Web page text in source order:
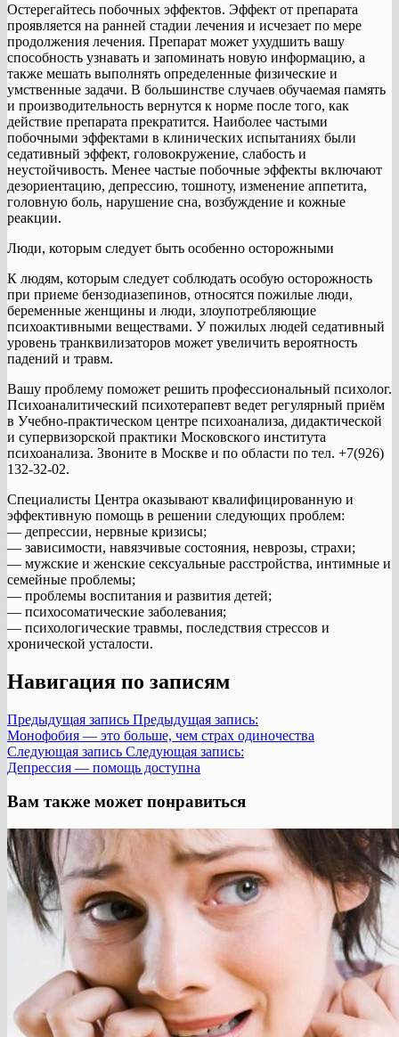
Остерегайтесь побочных эффектов. Эффект от препарата
проявляется на ранней стадии лечения и исчезает по мере
продолжения лечения. Препарат может ухудшить вашу
способность узнавать и запоминать новую информацию, а
также мешать выполнять определенные физические и
умственные задачи. В большинстве случаев обучаемая память
и производительность вернутся к норме после того, как
действие препарата прекратится. Наиболее частыми
побочными эффектами в клинических испытаниях были
седативный эффект, головокружение, слабость и
неустойчивость. Менее частые побочные эффекты включают
дезориентацию, депрессию, тошноту, изменение аппетита,
головную боль, нарушение сна, возбуждение и кожные
реакции.
Люди, которым следует быть особенно осторожными
К людям, которым следует соблюдать особую осторожность
при приеме бензодиазепинов, относятся пожилые люди,
беременные женщины и люди, злоупотребляющие
психоактивными веществами. У пожилых людей седативный
уровень транквилизаторов может увеличить вероятность
падений и травм.
Вашу проблему поможет решить профессиональный психолог.
Психоаналитический психотерапевт ведет регулярный приём
в Учебно-практическом центре психоанализа, дидактической
и супервизорской практики Московского института
психоанализа. Звоните в Москве и по области по тел. +7(926)
132-32-02.
Cпециалисты Центра оказывают квалифицированную и
эффективную помощь в решении следующих проблем:
— депрессии, нервные кризисы;
— зависимости, навязчивые состояния, неврозы, страхи;
— мужские и женские сексуальные расстройства, интимные и
семейные проблемы;
— проблемы воспитания и развития детей;
— психосоматические заболевания;
— психологические травмы, последствия стрессов и
хронической усталости.
Навигация по записям
Предыдущая запись Предыдущая запись:
Монофобия — это больше, чем страх одиночества
Следующая запись Следующая запись:
Депрессия — помощь доступна
Вам также может понравиться